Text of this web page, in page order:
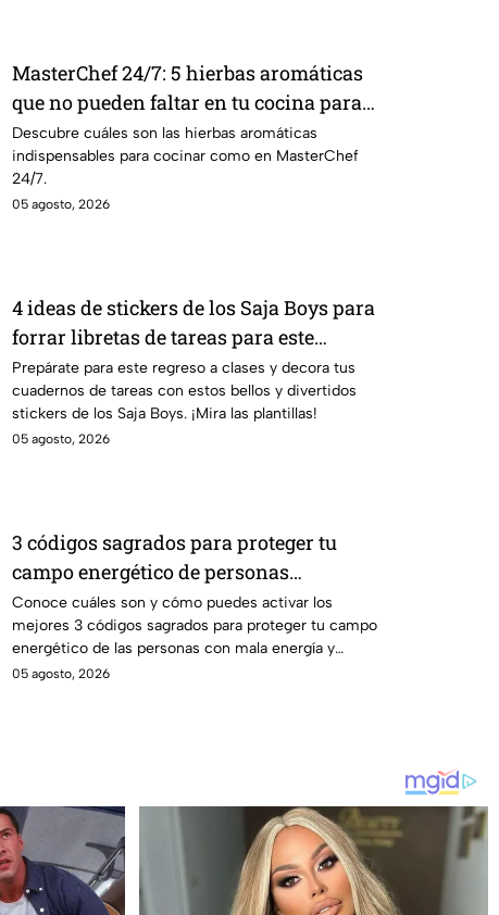
MasterChef 24/7: 5 hierbas aromáticas
que no pueden faltar en tu cocina para
dar más sabor a tus platillos
Descubre cuáles son las hierbas aromáticas
indispensables para cocinar como en MasterChef
24/7.
05 agosto, 2026
4 ideas de stickers de los Saja Boys para
forrar libretas de tareas para este
regreso a clases
Prepárate para este regreso a clases y decora tus
cuadernos de tareas con estos bellos y divertidos
stickers de los Saja Boys. ¡Mira las plantillas!
05 agosto, 2026
3 códigos sagrados para proteger tu
campo energético de personas
envidiosas
Conoce cuáles son y cómo puedes activar los
mejores 3 códigos sagrados para proteger tu campo
energético de las personas con mala energía y
envidia
05 agosto, 2026